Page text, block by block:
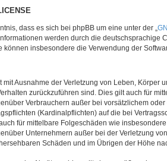
dass es sich bei phpBB um eine unter der „
werden durch die deutschsprachige
können insbesondere die Verwendung der
mit Ausnahme der Verletzung von Leben,
zurückzuführen sind. Dies gilt auch für
Verbrauchern außer bei vorsätzlichem
(Kardinalpflichten) auf die bei
für mittelbare Folgeschäden wie
Unternehmern außer bei der Verletzung
Schäden und im Übrigen der Höhe